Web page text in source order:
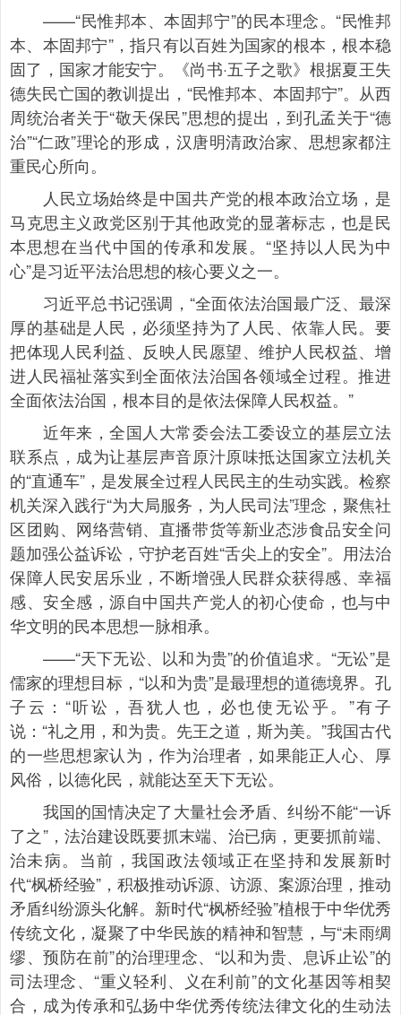
——“民惟邦本、本固邦宁”的民本理念。“民惟邦
本、本固邦宁”，指只有以百姓为国家的根本，根本稳
固了，国家才能安宁。《尚书·五子之歌》根据夏王失
德失民亡国的教训提出，“民惟邦本、本固邦宁”。从西
周统治者关于“敬天保民”思想的提出，到孔孟关于“德
治”“仁政”理论的形成，汉唐明清政治家、思想家都注
重民心所向。
人民立场始终是中国共产党的根本政治立场，是
马克思主义政党区别于其他政党的显著标志，也是民
本思想在当代中国的传承和发展。“坚持以人民为中
心”是习近平法治思想的核心要义之一。
习近平总书记强调，“全面依法治国最广泛、最深
厚的基础是人民，必须坚持为了人民、依靠人民。要
把体现人民利益、反映人民愿望、维护人民权益、增
进人民福祉落实到全面依法治国各领域全过程。推进
全面依法治国，根本目的是依法保障人民权益。”
近年来，全国人大常委会法工委设立的基层立法
联系点，成为让基层声音原汁原味抵达国家立法机关
的“直通车”，是发展全过程人民民主的生动实践。检察
机关深入践行“为大局服务，为人民司法”理念，聚焦社
区团购、网络营销、直播带货等新业态涉食品安全问
题加强公益诉讼，守护老百姓“舌尖上的安全”。用法治
保障人民安居乐业，不断增强人民群众获得感、幸福
感、安全感，源自中国共产党人的初心使命，也与中
华文明的民本思想一脉相承。
——“天下无讼、以和为贵”的价值追求。“无讼”是
儒家的理想目标，“以和为贵”是最理想的道德境界。孔
子云：“听讼，吾犹人也，必也使无讼乎。”有子
说：“礼之用，和为贵。先王之道，斯为美。”我国古代
的一些思想家认为，作为治理者，如果能正人心、厚
风俗，以德化民，就能达至天下无讼。
我国的国情决定了大量社会矛盾、纠纷不能“一诉
了之”，法治建设既要抓末端、治已病，更要抓前端、
治未病。当前，我国政法领域正在坚持和发展新时
代“枫桥经验”，积极推动诉源、访源、案源治理，推动
矛盾纠纷源头化解。新时代“枫桥经验”植根于中华优秀
传统文化，凝聚了中华民族的精神和智慧，与“未雨绸
缪、预防在前”的治理理念、“以和为贵、息诉止讼”的
司法理念、“重义轻利、义在利前”的文化基因等相契
合，成为传承和弘扬中华优秀传统法律文化的生动法